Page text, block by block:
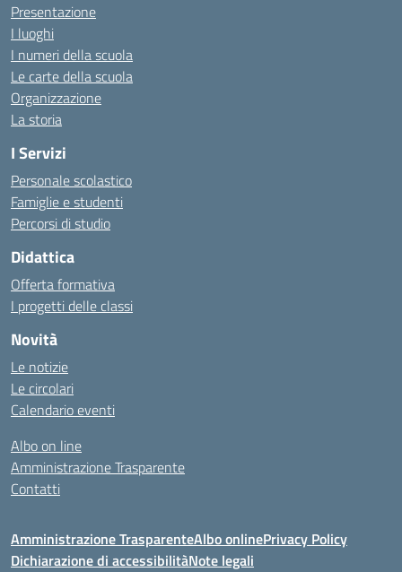
Presentazione
I luoghi
I numeri della scuola
Le carte della scuola
Organizzazione
La storia
I Servizi
Personale scolastico
Famiglie e studenti
Percorsi di studio
Didattica
Offerta formativa
I progetti delle classi
Novità
Le notizie
Le circolari
Calendario eventi
Albo on line
Amministrazione Trasparente
Contatti
Amministrazione TrasparenteAlbo onlinePrivacy Policy
Dichiarazione di accessibilitàNote legali